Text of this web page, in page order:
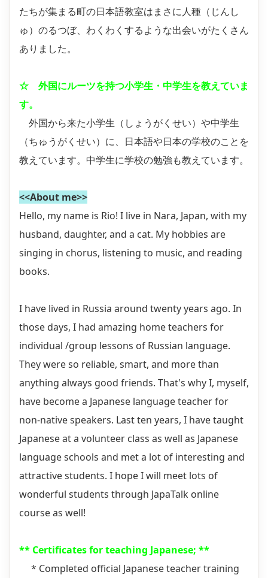
たちが集まる町の日本語教室はまさに人種（じんし
ゅ）のるつぼ、わくわくするような出会いがたくさん
ありました。
☆ 外国にルーツを持つ小学生・中学生を教えていま
す。
外国から来た小学生（しょうがくせい）や中学生
（ちゅうがくせい）に、日本語や日本の学校のことを
教えています。中学生に学校の勉強も教えています。
<<About me>>
Hello, my name is Rio! I live in Nara, Japan, with my
husband, daughter, and a cat. My hobbies are
singing in chorus, listening to music, and reading
books.
I have lived in Russia around twenty years ago. In
those days, I had amazing home teachers for
individual /group lessons of Russian language.
They were so reliable, smart, and more than
anything always good friends. That's why I, myself,
have become a Japanese language teacher for
non-native speakers. Last ten years, I have taught
Japanese at a volunteer class as well as Japanese
language schools and met a lot of interesting and
attractive students. I hope I will meet lots of
wonderful students through JapaTalk online
course as well!
** Certificates for teaching Japanese; **
* Completed official Japanese teacher training